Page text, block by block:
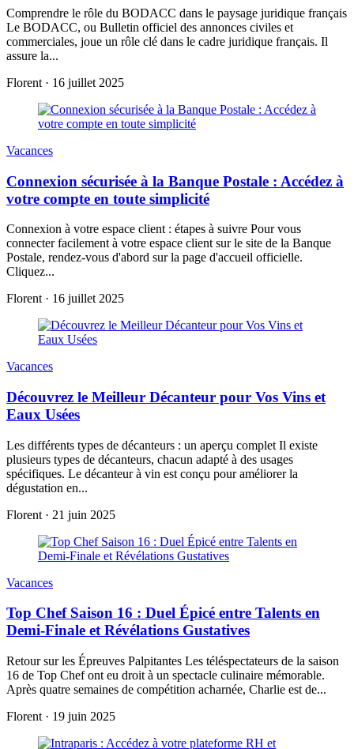
Comprendre le rôle du BODACC dans le paysage juridique français
Le BODACC, ou Bulletin officiel des annonces civiles et
commerciales, joue un rôle clé dans le cadre juridique français. Il
assure la...
Florent · 16 juillet 2025
Vacances
Connexion sécurisée à la Banque Postale : Accédez à
votre compte en toute simplicité
Connexion à votre espace client : étapes à suivre Pour vous
connecter facilement à votre espace client sur le site de la Banque
Postale, rendez-vous d'abord sur la page d'accueil officielle.
Cliquez...
Florent · 16 juillet 2025
Vacances
Découvrez le Meilleur Décanteur pour Vos Vins et
Eaux Usées
Les différents types de décanteurs : un aperçu complet Il existe
plusieurs types de décanteurs, chacun adapté à des usages
spécifiques. Le décanteur à vin est conçu pour améliorer la
dégustation en...
Florent · 21 juin 2025
Vacances
Top Chef Saison 16 : Duel Épicé entre Talents en
Demi-Finale et Révélations Gustatives
Retour sur les Épreuves Palpitantes Les téléspectateurs de la saison
16 de Top Chef ont eu droit à un spectacle culinaire mémorable.
Après quatre semaines de compétition acharnée, Charlie est de...
Florent · 19 juin 2025